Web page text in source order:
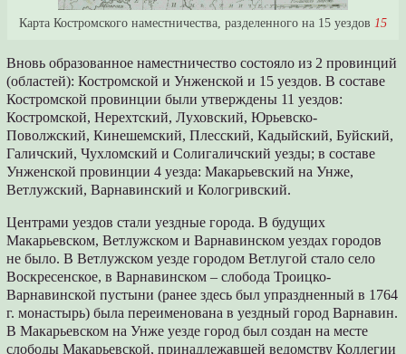
Карта Костромского наместничества, разделенного на 15 уездов 15
Вновь образованное наместничество состояло из 2 провинций
(областей): Костромской и Унженской и 15 уездов. В составе
Костромской провинции были утверждены 11 уездов:
Костромской, Нерехтский, Луховский, Юрьевско-
Поволжский, Кинешемский, Плесский, Кадыйский, Буйский,
Галичский, Чухломский и Солигаличский уезды; в составе
Унженской провинции 4 уезда: Макарьевский на Унже,
Ветлужский, Варнавинский и Кологривский.
Центрами уездов стали уездные города. В будущих
Макарьевском, Ветлужском и Варнавинском уездах городов
не было. В Ветлужском уезде городом Ветлугой стало село
Воскресенское, в Варнавинском – слобода Троицко-
Варнавинской пустыни (ранее здесь был упраздненный в 1764
г. монастырь) была переименована в уездный город Варнавин.
В Макарьевском на Унже уезде город был создан на месте
слободы Макарьевской, принадлежавшей ведомству Коллегии